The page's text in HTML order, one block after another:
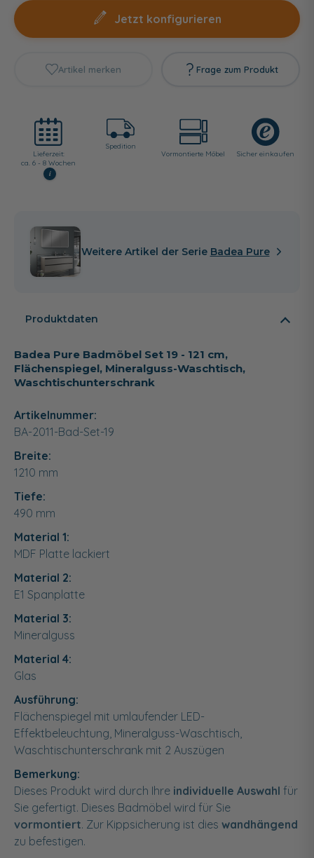
Jetzt konfigurieren
Artikel merken Frage zum Produkt
Lieferzeit:
ca. 6 - 8 Wochen
i
Spedition
Vormontierte Möbel
Sicher einkaufen
Weitere Artikel der Serie Badea Pure
Produktdaten
Badea Pure Badmöbel Set 19 - 121 cm,
Flächenspiegel, Mineralguss-Waschtisch,
Waschtischunterschrank
Artikelnummer:
BA-2011-Bad-Set-19
Breite:
1210 mm
Tiefe:
490 mm
Material 1:
MDF Platte lackiert
Material 2:
E1 Spanplatte
Material 3:
Mineralguss
Material 4:
Glas
Ausführung:
Flächenspiegel mit umlaufender LED-
Effektbeleuchtung, Mineralguss-Waschtisch,
Waschtischunterschrank mit 2 Auszügen
Bemerkung:
Dieses Produkt wird durch Ihre individuelle Auswahl für
Sie gefertigt. Dieses Badmöbel wird für Sie
vormontiert. Zur Kippsicherung ist dies wandhängend
zu befestigen.